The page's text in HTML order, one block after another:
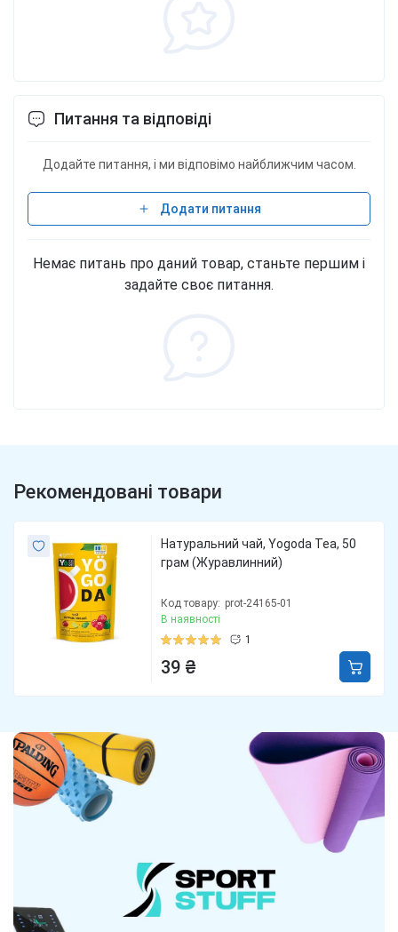
Питання та відповіді
Додайте питання, і ми відповімо найближчим часом.
Додати питання
Немає питань про даний товар, станьте першим і
задайте своє питання.
Рекомендовані товари
Натуральний чай, Yogoda Tea, 50
грам (Журавлинний)
Код товару: prot-24165-01
В наявності
1
39 ₴